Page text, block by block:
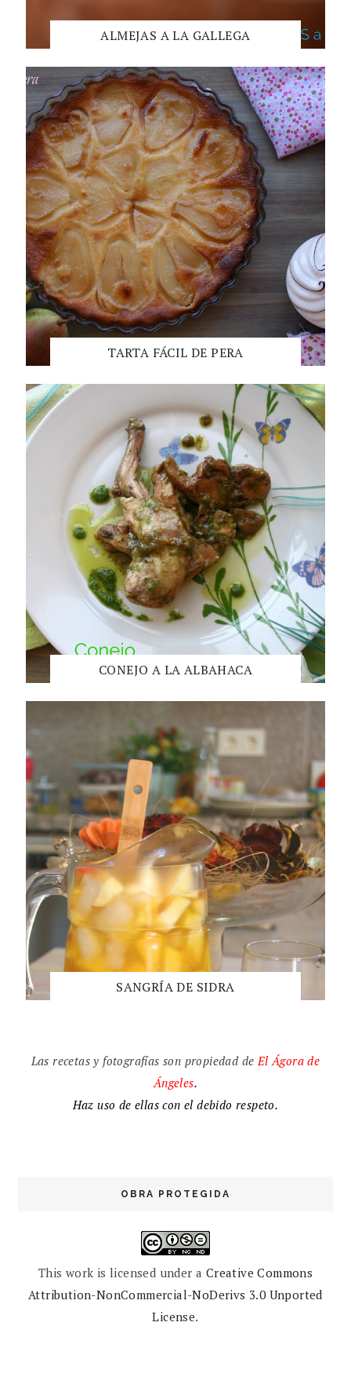
ALMEJAS A LA GALLEGA
TARTA FÁCIL DE PERA
CONEJO A LA ALBAHACA
SANGRÍA DE SIDRA
Las recetas y fotografías son propiedad de ElÁgora de
Ángeles.
Haz uso de ellas con el debido respeto.
OBRA PROTEGIDA
This work is licensed under a Creative Commons
Attribution-NonCommercial-NoDerivs 3.0 Unported
License.